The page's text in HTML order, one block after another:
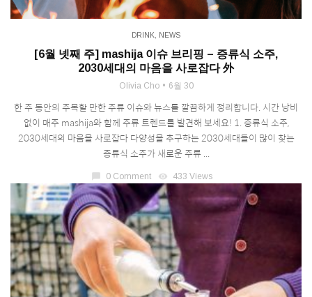
DRINK NEWS
[6월 넷째 주] mashija 이슈 브리핑 – 증류식 소주,
2030세대의 마음을 사로잡다 外
Olivia Cho 6월 30
한 주 동안의 주목할 만한 주류 이슈와 뉴스를 깔끔하게 정리합니다. 시간 낭비
없이 매주 mashija와 함께 주류 트렌드를 발견해 보세요! 1. 증류식 소주,
2030세대의 마음을 사로잡다 다양성을 추구하는 2030세대들이 많이 찾는
증류식 소주가 새로운 주류 ...
0 Comment visibility 433 Views